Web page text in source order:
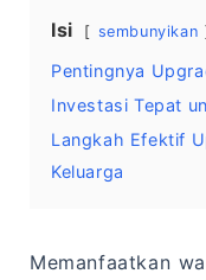
Isi sembunyikan
Pentingnya
Investasi Tepat
Langkah Efektif
Keluarga
Memanfaatkan